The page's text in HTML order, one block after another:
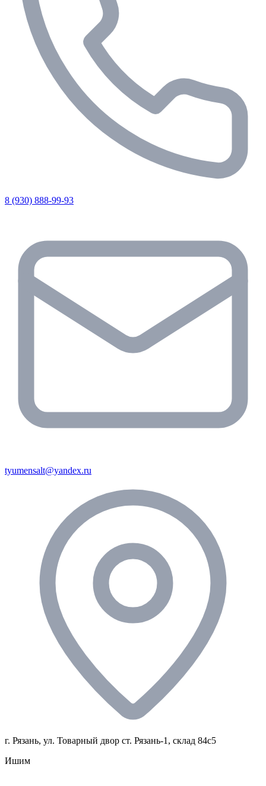
8 (930) 888-99-93
tyumensalt@yandex.ru
г. Рязань, ул. Товарный двор ст. Рязань-1, склад 84с5
Ишим